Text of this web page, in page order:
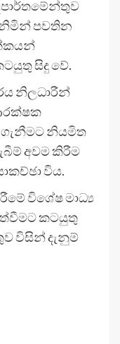
පවතින
සිදු වේ.
නිලධාරීන්
ගැනීමට නියමිත
අවම කිරීම
විය.
විශේෂ මාධ්‍ය
කටයුතු
විසින් දැනුම්